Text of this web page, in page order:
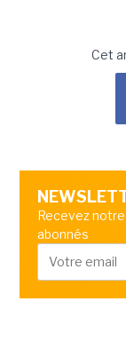
Cet
Recevez
abonnés